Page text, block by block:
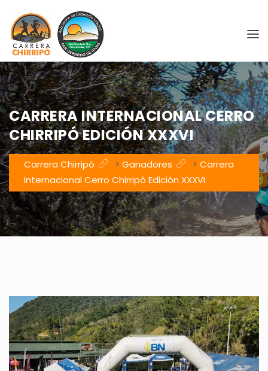
CARRERA INTERNACIONAL CERRO
CHIRRIPÓ EDICIÓN XXXVI
Carrera Chirripó > Ganadores > Carrera
Internacional Cerro Chirripó Edición XXXVI